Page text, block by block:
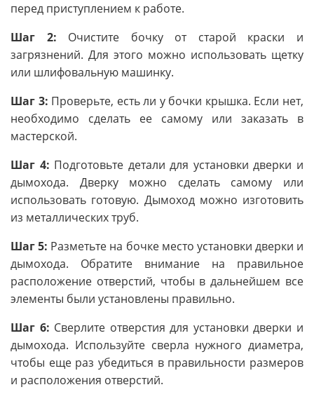
перед приступлением к работе.
Шаг 2: Очистите бочку от старой краски и
загрязнений. Для этого можно использовать щетку
или шлифовальную машинку.
Шаг 3: Проверьте, есть ли у бочки крышка. Если нет,
необходимо сделать ее самому или заказать в
мастерской.
Шаг 4: Подготовьте детали для установки дверки и
дымохода. Дверку можно сделать самому или
использовать готовую. Дымоход можно изготовить
из металлических труб.
Шаг 5: Разметьте на бочке место установки дверки и
дымохода. Обратите внимание на правильное
расположение отверстий, чтобы в дальнейшем все
элементы были установлены правильно.
Шаг 6: Сверлите отверстия для установки дверки и
дымохода. Используйте сверла нужного диаметра,
чтобы еще раз убедиться в правильности размеров
и расположения отверстий.